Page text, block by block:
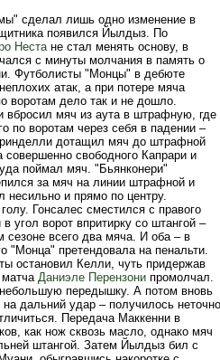
сделал лишь одно изменение в
появился Йылдыз. По
Нестане стал менять основу, в
с минуты молчания в память о
Футболисты "Монцы" в дебюте
атак, а при потере мяча
воротам дело так и не дошло.
мяч из аута в штрафную, где
по воротам через себя в падении –
дотащил мяч до штрафной
совершенно свободного Капрари и
поймал мяч. "Бьянконери"
за мяч на линии штрафной и
несильно и прямо по центру.
Гонсалес сместился с правого
угол ворот впритирку со штангой –
сезоне всего два мяча. И оба – в
"Монца" претендовала на пенальти.
остановил Келли, чуть придержав
матча Даниэле Перензонипромолчал.
передышку. А потом вновь
дальний удар – получилось
Передача Маккенни в
как нож сквозь масло, однако мяч
штангой. Затем Йылдыз бил с